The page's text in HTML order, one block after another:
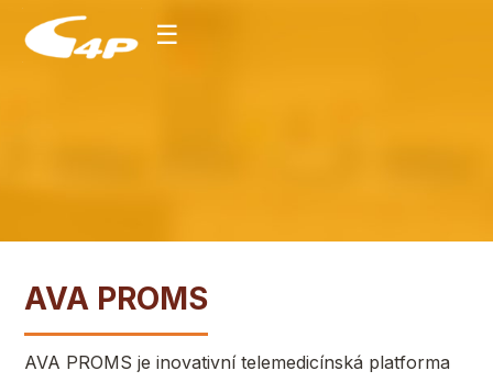
☰
AVA PROMS
AVA PROMS je inovativní telemedicínská platforma